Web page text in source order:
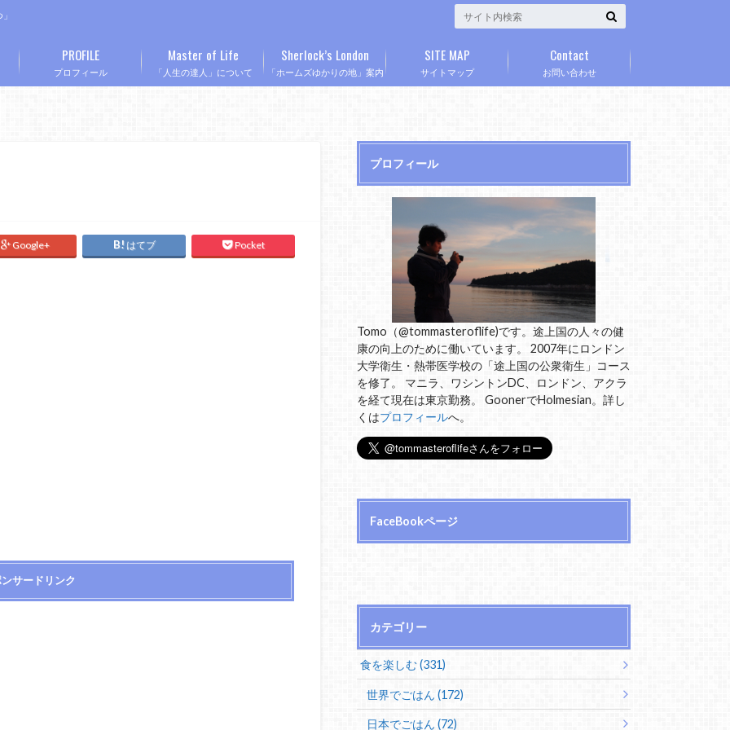
プロフィール
PROFILE
「人生の達人」について
Master of Life
「ホームズゆかりの地」案内
Sherlock’s London
サイトマップ
SITE MAP
お問い合わせ
Contact
Google+ はてブ Pocket
サードリンク
プロフィール
Tomo（@tommasteroflife)です。途上国の人々の健
康の向上のために働いています。 2007年にロンドン
大学衛生・熱帯医学校の「途上国の公衆衛生」コース
を修了。 マニラ、ワシントンDC、ロンドン、アクラ
を経て現在は東京勤務。 GoonerでHolmesian。詳し
くはプロフィールへ。
FaceBookページ
カテゴリー
食を楽しむ (331)
世界でごはん (172)
日本でごはん (72)